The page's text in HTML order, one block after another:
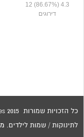
4.3
(86.67%)
12
דירוגים
לתינוקות / שמות לילדים.